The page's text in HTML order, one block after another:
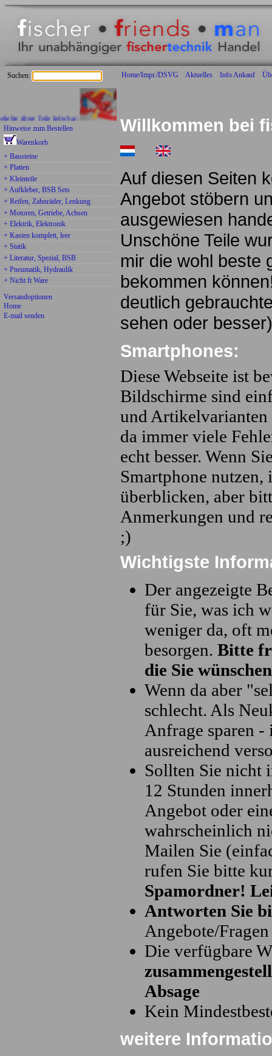
Home/Impr./DSVG Aktuelles Info Ankauf
Suchen:
Teile lieferbar:
Hinweise zum Bestellen
Warenkorb
+ Bausteine
+ Platten
+ Kleinteile
+ Aufkleber, BSB Sets
+ Reifen, Zahnräder, Lenkung
+ Motoren, Getriebe, Achsen
+ Elektrik, Elektronik
+ Kasten komplett, leer
+ Statik
+ Literatur, Spezial, BSB
+ Pneumatik, Hydraulik
+ Nicht ft Ware
Versandoptionen
Home
E-mail senden
Willkommen bei
Auf diesen Seiten
Angebot stöbern
ausgewiesen
Unschöne Teile
mir die wohl beste
bekommen
deutlich
sehen oder besser)
Smartphones:
Diese Webseite ist
Bildschirme sind
und Artikelvarianten
da immer viele
echt besser. Wenn
Smartphone
überblicken, aber
Anmerkungen und
;)
Wichtigste
Der angezeigte
für Sie, was ich
weniger da, oft
besorgen. Bitte
die Sie
Wenn da aber
schlecht. Als
Anfrage sparen -
ausreichend
Sollten Sie nicht
12 Stunden
Angebot oder
wahrscheinlich
Mailen Sie
rufen Sie bitte
Spamordner!
Antworten Sie
Angebote/
Die verfügbare
Absage
Kein
weitere